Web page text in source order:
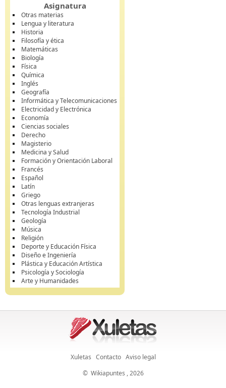
Asignatura
Otras materias
Lengua y literatura
Historia
Filosofía y ética
Matemáticas
Biología
Física
Química
Inglés
Geografía
Informática y Telecomunicaciones
Electricidad y Electrónica
Economía
Ciencias sociales
Derecho
Magisterio
Medicina y Salud
Formación y Orientación Laboral
Francés
Español
Latín
Griego
Otras lenguas extranjeras
Tecnología Industrial
Geología
Música
Religión
Deporte y Educación Física
Diseño e Ingeniería
Plástica y Educación Artística
Psicología y Sociología
Arte y Humanidades
Xuletas Contacto Aviso legal
© Wikiapuntes , 2026